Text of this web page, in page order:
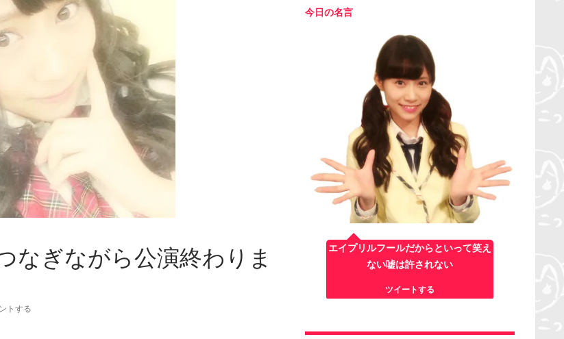
なぎながら公演終わりま
トする
今日の名言
エイプリルフールだからといって笑え
ない嘘は許されない
ツイートする